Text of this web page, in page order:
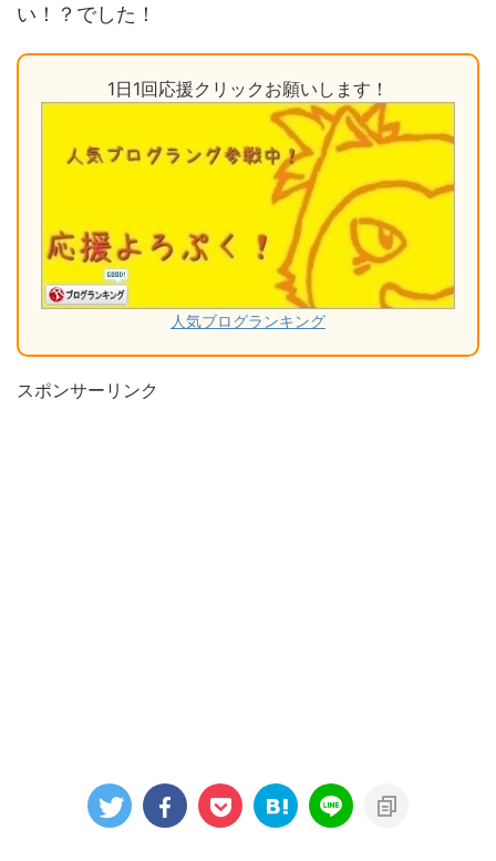
い！？でした！
1日1回応援クリックお願いします！
人気ブログランキング
スポンサーリンク